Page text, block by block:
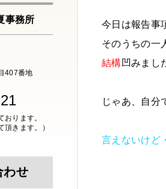
事務所
407番地
おります。
きます。）
せ
今日は報告事
そのうちの一
結構凹みまし
じゃあ、自分
言えないけど